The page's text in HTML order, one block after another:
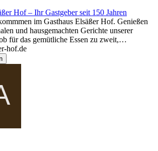
Hof – Ihr Gastgeber seit 150 Jahren
im Gasthaus Elsäßer Hof. Genießen
und hausgemachten Gerichte unserer
für das gemütliche Essen zu zweit,…
hof.de